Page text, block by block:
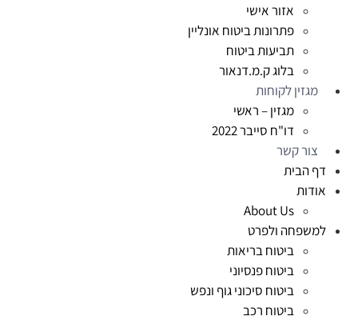
אזור אישי
פתרונות ביטוח אונליין
תביעות ביטוח
בלוג ק.מ.דנאור
מגזין לקוחות
מגזין – ראשי
דו"ח סייבר 2022
צור קשר
דף הבית
אודות
About Us
למשפחה ולפרט
ביטוח בריאות
ביטוח פנסיוני
ביטוח סיכוני גוף ונפש
ביטוח רכב